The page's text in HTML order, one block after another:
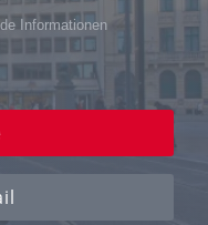
Informationen